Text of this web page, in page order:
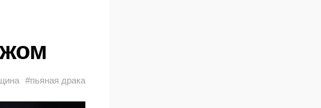
#пьяная драка